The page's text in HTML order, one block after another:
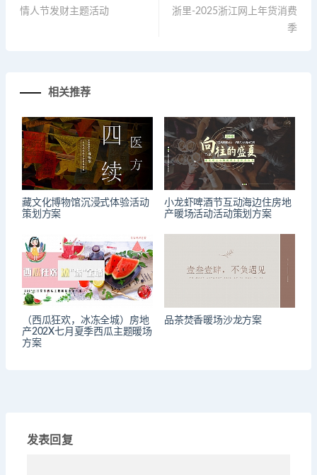
情人节发财主题活动
浙里-2025浙江网上年货消费
季
相关推荐
藏文化博物馆沉浸式体验活动
策划方案
小龙虾啤酒节互动海边住房地
产暖场活动活动策划方案
（西瓜狂欢，冰冻全城）房地
产202X七月夏季西瓜主题暖场
方案
品茶焚香暖场沙龙方案
发表回复